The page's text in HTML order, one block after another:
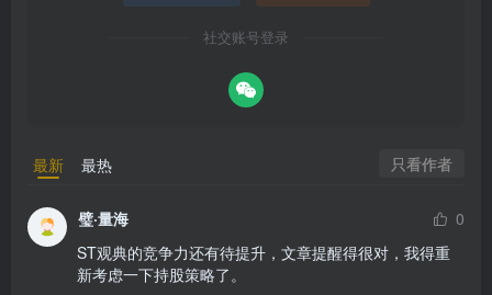
社交账号登录
最新 最热 只看作者
璧·量海
0
ST观典的竞争力还有待提升，文章提醒得很对，我得重
新考虑一下持股策略了。